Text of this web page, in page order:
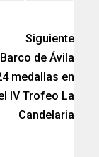
Siguiente
de Ávila
medallas en
IV Trofeo La
Candelaria